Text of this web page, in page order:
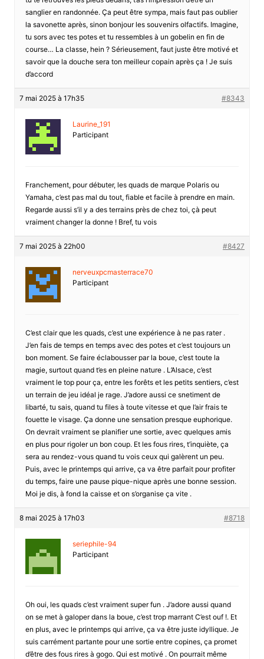
sanglier en randonnée. Ça peut être sympa, mais faut pas oublier
la savonette après, sinon bonjour les souvenirs olfactifs. Imagine,
tu sors avec tes potes et tu ressembles à un gobelin en fin de
course… La classe, hein ? Sérieusement, faut juste être motivé et
savoir que la douche sera ton meilleur copain après ça ! Je suis
d’accord
7 mai 2025 à 17h35 #8343
Laurine_191
Participant
Franchement, pour débuter, les quads de marque Polaris ou
Yamaha, c’est pas mal du tout, fiable et facile à prendre en main.
Regarde aussi s’il y a des terrains près de chez toi, çà peut
vraiment changer la donne ! Bref, tu vois
7 mai 2025 à 22h00 #8427
nerveuxpcmasterrace70
Participant
C’est clair que les quads, c’est une expérience à ne pas rater .
J’en fais de temps en temps avec des potes et c’est toujours un
bon moment. Se faire éclabousser par la boue, c’est toute la
magie, surtout quand t’es en pleine nature . L’Alsace, c’est
vraiment le top pour ça, entre les forêts et les petits sentiers, c’est
un terrain de jeu idéal je rage. J’adore aussi ce snetiment de
libarté, tu sais, quand tu files à toute vitesse et que l’air frais te
fouette le visage. Ça donne une sensation presque euphorique.
On devrait vraiment se planifier une sortie, avec quelques amis
en plus pour rigoler un bon coup. Et les fous rires, t’inquiète, ça
sera au rendez-vous quand tu vois ceux qui galèrent un peu.
Puis, avec le printemps qui arrive, ça va être parfait pour profiter
du temps, faire une pause pique-nique après une bonne session.
Moi je dis, à fond la caisse et on s’organise ça vite .
8 mai 2025 à 17h03 #8718
seriephile-94
Participant
Oh oui, les quads c’est vraiment super fun . J’adore aussi quand
on se met à galoper dans la boue, c’est trop marrant C’est ouf !. Et
en plus, avec le printemps qui arrive, ça va être juste idyllique. Je
suis carrément partante pour une sortie entre copines, ça promet
d’être des fous rires à gogo. Qui est motivé . On pourrait même